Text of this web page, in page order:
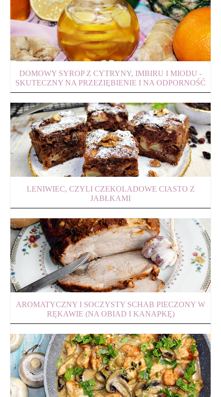
DOMOWY SYROP Z CYTRYNY, IMBIRU I MIODU -
SKUTECZNY NA PRZEZIĘBIENIE I NA ODPORNOŚĆ
LENIWIEC, CZYLI CZEKOLADOWE CIASTO Z
JABŁKAMI
AROMATYCZNY I SOCZYSTY SCHAB PIECZONY W
RĘKAWIE (NA OBIAD I KANAPKĘ)